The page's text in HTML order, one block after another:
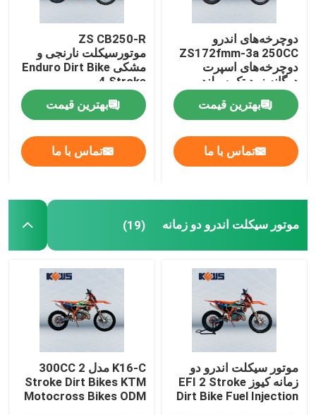
دوچرخه‌های اندرو
ZS172fmm-3a 250CC
دوچرخه‌های اسپرت
دوگانه زرد تک سیلندر
بهترین قیمت
تماس با ما
ZS CB250-R
موتورسیکلت نارنجی و
مشکی Enduro Dirt Bike
4 Stroke
بهترین قیمت
تماس با ما
موتور سیکلت اندرو دو زمانه (19)
موتور سیکلت اندرو دو
زمانه کیوز EFI 2 Stroke
Dirt Bike Fuel Injection
K16-C مدل 300CC 2
Stroke Dirt Bikes KTM
Motocross Bikes ODM